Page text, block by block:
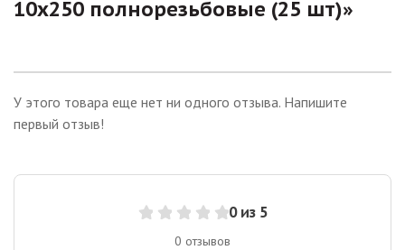
10х250 полнорезьбовые (25 шт)»
0 из 5
0 отзывов
У этого товара еще нет ни одного отзыва. Напишите
первый отзыв!